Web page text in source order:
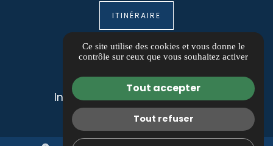
ITINÉRAIRE
Informations
Guide local
Informations complémentaires
Mentions légales
Politique de confidentialité
Ce site utilise des cookies et vous donne le
contrôle sur ceux que vous souhaitez activer
Tout accepter
Tout refuser